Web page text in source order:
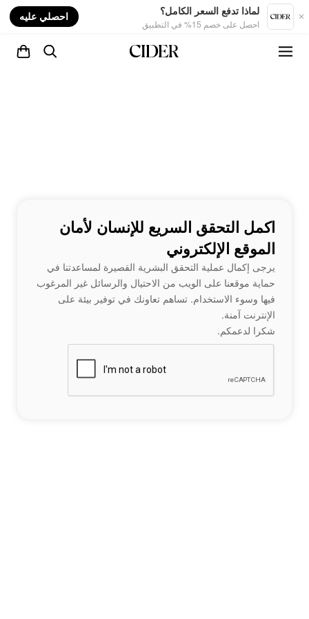
لماذا تدفع السعر الكامل؟
احصل على خصم 15% في التطبيق
احصلي عليه
اكمل التحقق السريع للإنسان لأمان
الموقع الإلكتروني
يرجى إكمال عملية التحقق البشرية القصيرة لمساعدتنا في
حماية موقعنا على الويب من الاحتيال والرسائل غير المرغوب
فيها وسوء الاستخدام. تساهم تعاونك في توفير بيئة على
الإنترنت آمنة.
شكرا لدعمكم.